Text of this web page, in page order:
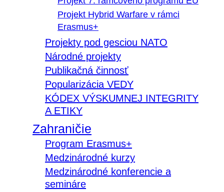
Projekt Hybrid Warfare v rámci
Erasmus+
Projekty pod gesciou NATO
Národné projekty
Publikačná činnosť
Popularizácia VEDY
KÓDEX VÝSKUMNEJ INTEGRITY
A ETIKY
Zahraničie
Program Erasmus+
Medzinárodné kurzy
Medzinárodné konferencie a
semináre